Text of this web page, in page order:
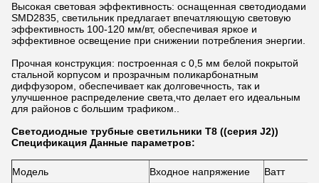
Высокая световая эффективность: оснащенная светодиодами
SMD2835, светильник предлагает впечатляющую световую
эффективность 100-120 мм/вт, обеспечивая яркое и
эффективное освещение при снижении потребления энергии.
Прочная конструкция: построенная с 0,5 мм белой покрытой
стальной корпусом и прозрачным поликарбонатным
диффузором, обеспечивает как долговечность, так и
улучшенное распределение света,что делает его идеальным
для районов с большим трафиком..
Светодиодные трубные светильники T8 ((серия J2))
Спецификация Данные параметров:
Модель Входное напряжение
Ватт